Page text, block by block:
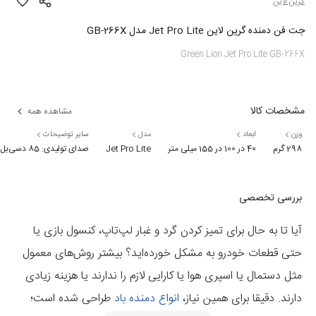
جت فن دمنده گرین لاین Jet Pro Lite مدل GB-266X
Green Lion Jet Pro Lite GB-266X
مشخصات کالا مشاهده همه
وزن
298 گرم
ابعاد
40 در 100 در 155 میلی متر
مدل
Jet Pro Lite
سایر توضیحات
صدای تولیدی: 85 دسی‌بل
بررسی تخصصی
آیا تا به حال برای تمیز کردن گرد و غبار لپ‌تاپ، کنسول بازی یا
حتی قطعات خودرو به مشکل خورده‌اید؟ بیشتر روش‌های معمول
مثل دستمال یا اسپری هوا یا کارایی لازم را ندارند یا هزینه زیادی
دارند. دقیقا برای همین نیاز، انواع دمنده باد طراحی شده است؛